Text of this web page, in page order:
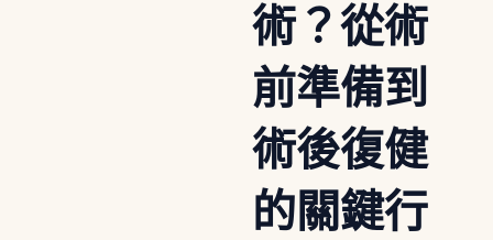
術？從術
前準備到
術後復健
的關鍵行